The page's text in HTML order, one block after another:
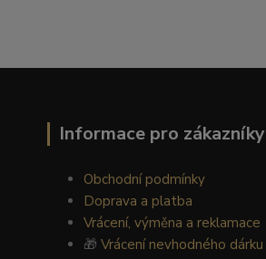
Informace pro zákazníky
Obchodní podmínky
Doprava a platba
Vrácení, výměna a reklamace
🎁 Vrácení nevhodného dárku